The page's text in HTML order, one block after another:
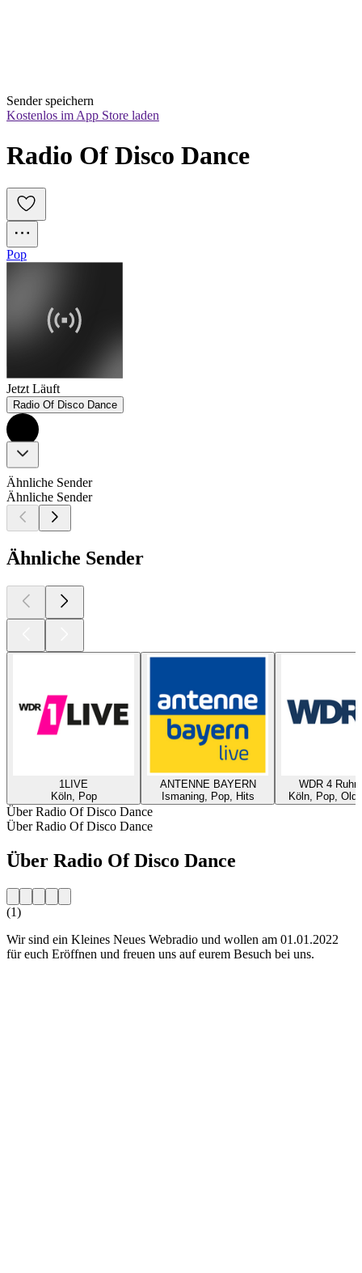
Sender speichern
Kostenlos im App Store laden
Radio Of Disco Dance
Pop
Jetzt Läuft
Radio Of Disco Dance
Ähnliche Sender
Ähnliche Sender
Ähnliche Sender
1LIVE
Köln, Pop
ANTENNE BAYERN
Ismaning, Pop, Hits
WDR 4
Köln, Pop,
Über Radio Of Disco Dance
Über Radio Of Disco Dance
Über Radio Of Disco Dance
(1)
Wir sind ein Kleines Neues Webradio und wollen am 01.01.2022
für euch Eröffnen und freuen uns auf eurem Besuch bei uns.